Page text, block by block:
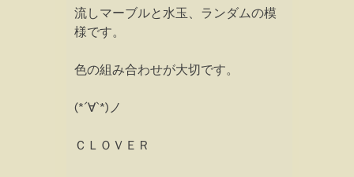
流しマーブルと水玉、ランダムの模
様です。
色の組み合わせが大切です。
(*´∀`*)ノ
ＣＬＯＶＥＲ